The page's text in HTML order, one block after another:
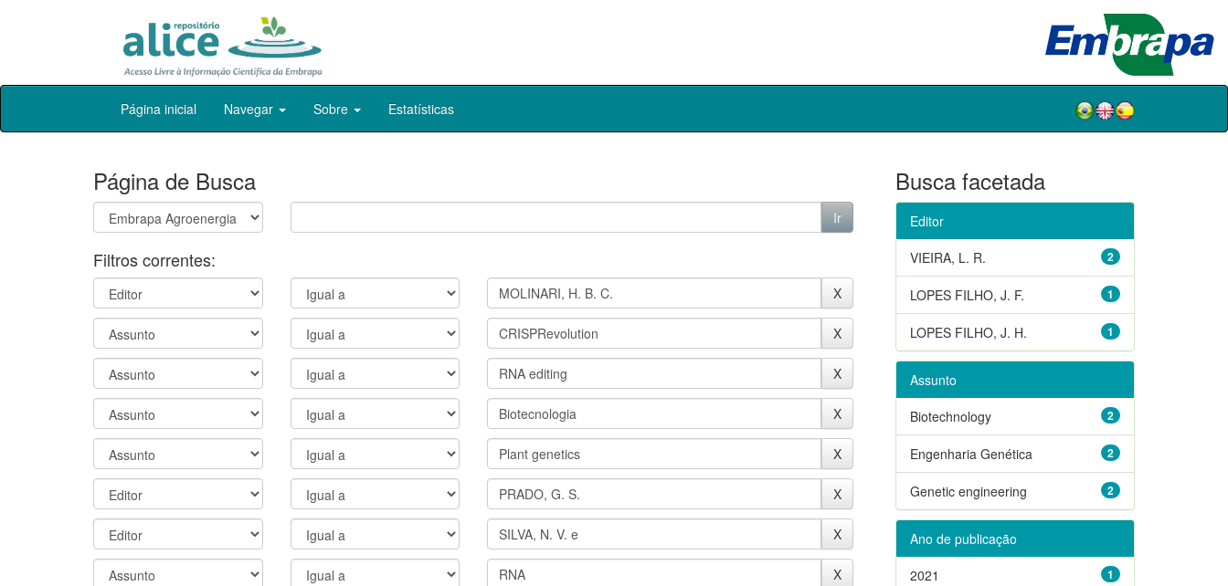
Skip
Página inicial Navegar Sobre Estatísticas
Página de Busca
Filtros correntes:
Busca facetada
Editor
2
VIEIRA, L. R.
1
LOPES FILHO, J. F.
1
LOPES FILHO, J. H.
Assunto
2
Biotechnology
2
Engenharia Genética
2
Genetic engineering
Ano de publicação
1
2021